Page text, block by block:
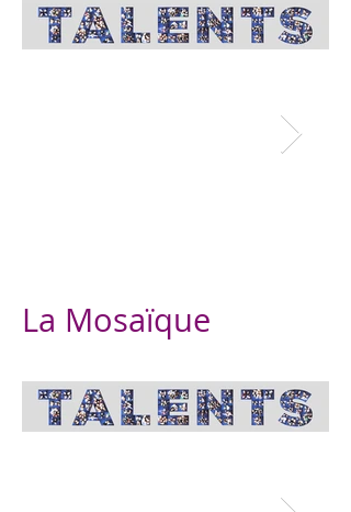
La Mosaïque